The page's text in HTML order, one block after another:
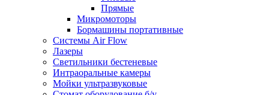
Прямые
Микромоторы
Бормашины портативные
Системы Air Flow
Лазеры
Светильники бестеневые
Интраоральные камеры
Мойки ультразвуковые